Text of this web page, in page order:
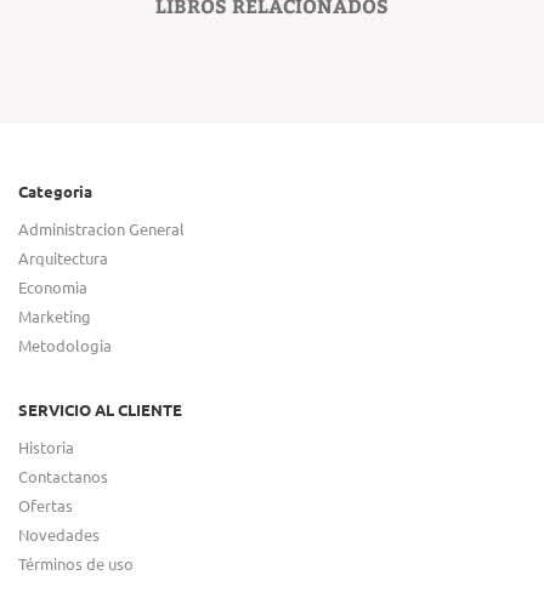
Categoria
Administracion General
Arquitectura
Economia
Marketing
Metodologia
SERVICIO AL CLIENTE
Historia
Contactanos
Ofertas
Novedades
Términos de uso